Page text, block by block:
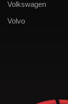
Volkswagen
Volvo